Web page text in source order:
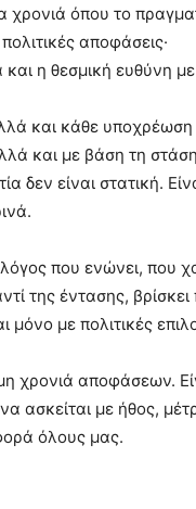
χρονιά όπου το
αποφάσεις·
η θεσμική ευθύνη
και κάθε υποχρέωση
και με βάση τη
δεν είναι στατική.
που ενώνει, που
της έντασης,
μόνο με πολιτικές
χρονιά αποφάσεων.
να ασκείται με ήθος,
όλους μας.